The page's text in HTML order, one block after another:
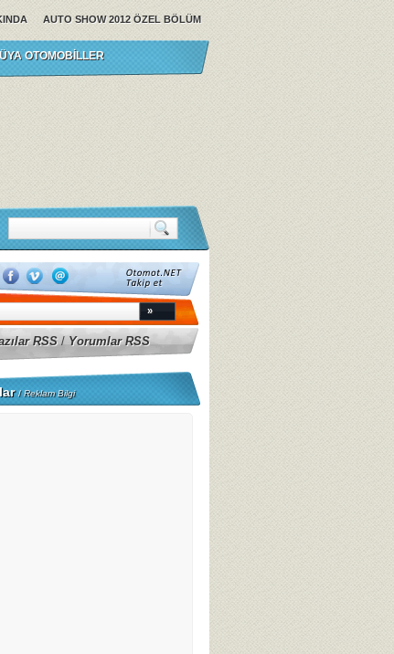
AUTO SHOW 2012 ÖZEL BÖLÜM
OTOMOBILLER
RSS/Yorumlar RSS
/Reklam Bilgi